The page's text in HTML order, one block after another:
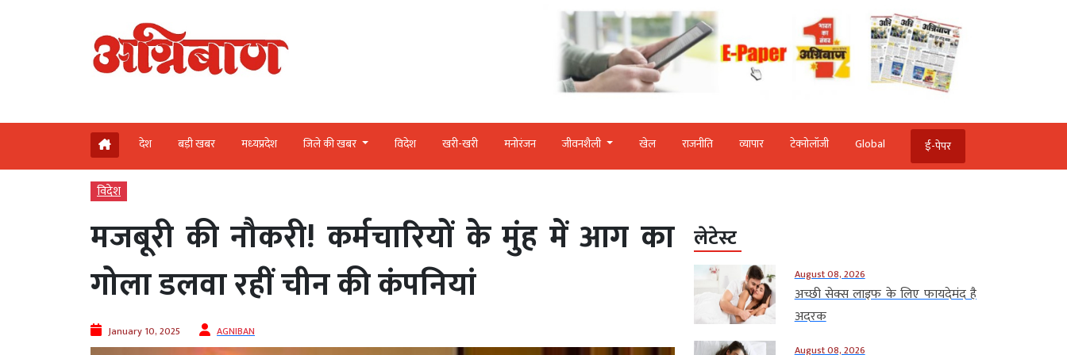
देश बड़ी खबर मध्‍यप्रदेश जिले की खबर विदेश खरी-खरी मनोरंजन जीवनशैली खेल राजनीति व्‍यापार टेक्‍नोलॉजी Global ई-पेपर
विदेश
मजबूरी की नौकरी! कर्मचारियों के मुंह में आग का
गोला डलवा रहीं चीन की कंपनियां
January 10, 2025 AGNIBAN
लेटेस्ट
August 08, 2026
अच्छी सेक्स लाइफ के लिए फायदेमंद है
अदरक
August 08, 2026